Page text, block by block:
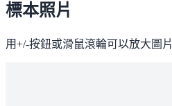
標本照片
用+/-按鈕或滑鼠滾輪可以放大圖片